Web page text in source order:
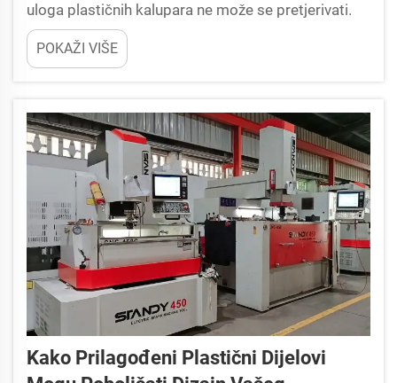
uloga plastičnih kalupara ne može se pretjerivati.
Kao kamen temeljac proizvodnje, kvaliteta
plastičnih kalupova izravno utječe na svaku fazu
stvaranja plastičnih proizvoda, od preciznog...
POKAŽI VIŠE
Kako Prilagođeni Plastični Dijelovi